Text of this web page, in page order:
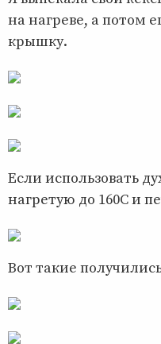
на нагреве, а потом
крышку.
Если использовать
нагретую до 160С и
Вот такие